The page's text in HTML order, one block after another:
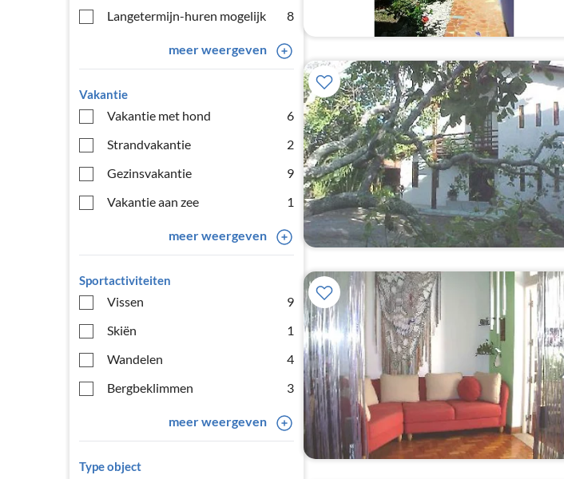
Langetermijn-huren mogelijk
8
meer weergeven
Vakantie
Vakantie met hond
6
Strandvakantie
2
Gezinsvakantie
9
Vakantie aan zee
1
meer weergeven
Sportactiviteiten
Vissen
9
Skiën
1
Wandelen
4
Bergbeklimmen
3
meer weergeven
Type object